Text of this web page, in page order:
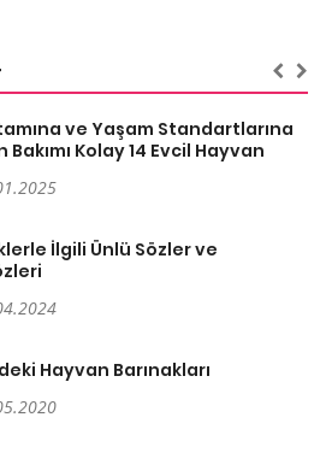
ve Yaşam Standartlarına
Bakımı Kolay 14 Evcil Hayvan
İlgili Ünlü Sözler ve
Hayvan Barınakları